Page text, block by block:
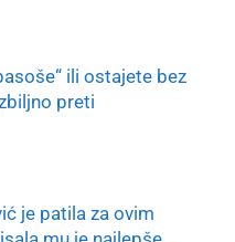
ili ostajete bez
preti
je patila za ovim